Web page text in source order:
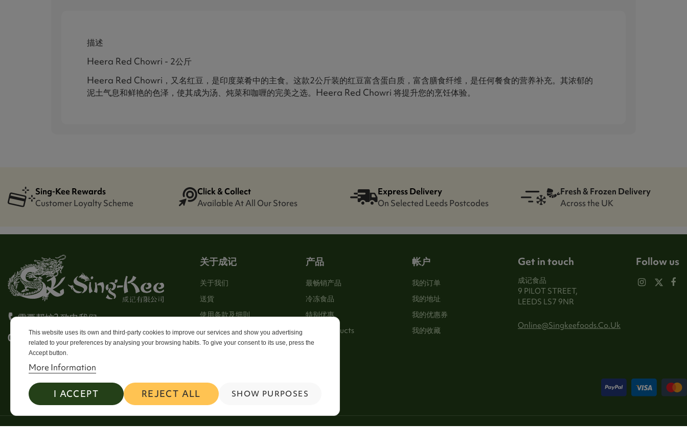
描述
Heera Red Chowri - 2公斤
Heera Red Chowri，又名红豆，是印度菜肴中的主食。这款2公斤装的红豆富含蛋白质，富含膳食纤维，是任何餐食的营养补充。其浓郁的
泥土气息和鲜艳的色泽，使其成为汤、炖菜和咖喱的完美之选。Heera Red Chowri 将提升您的烹饪体验。
Sing-Kee Rewards
Customer Loyalty Scheme
Click & Collect
Available At All Our Stores
Express Delivery
On Selected Leeds Postcodes
Fresh & Frozen Delivery
Across the UK
需要帮忙? 致电我们
0113 246 8838 Option 4
关于成记
关于我们
送貨
使用条款及细則
Stores
Sitemap
产品
最畅销产品
冷冻食品
特别优惠
New Products
帐户
我的订单
我的地址
我的优惠券
我的收藏
Get in touch
成记食品
9 PILOT STREET,
LEEDS LS7 9NR
Online@singkeefoods.co.uk
This website uses its own and third-party cookies to improve our services and show you advertising
related to your preferences by analysing your browsing habits. To give your consent to its use, press the
Accept button.
More Information
I ACCEPT REJECT ALL SHOW PURPOSES
Follow us